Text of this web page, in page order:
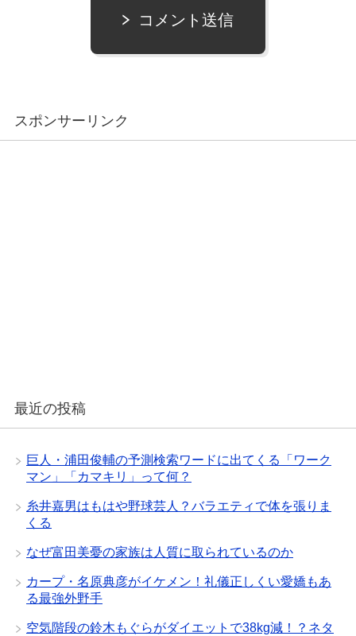
コメント送信
スポンサーリンク
最近の投稿
巨人・浦田俊輔の予測検索ワードに出てくる「ワーク
マン」「カマキリ」って何？
糸井嘉男はもはや野球芸人？バラエティで体を張りま
くる
なぜ富田美憂の家族は人質に取られているのか
カープ・名原典彦がイケメン！礼儀正しくい愛嬌もあ
る最強外野手
空気階段の鈴木もぐらがダイエットで38kg減！？ネタ